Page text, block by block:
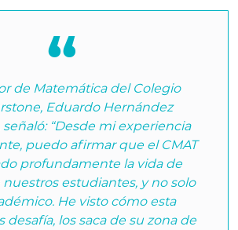
de Matemática del Colegio
Eduardo Hernández
señaló: “Desde mi experiencia
puedo afirmar que el CMAT
profundamente la vida de
estudiantes, y no solo
He visto cómo esta
desafía, los saca de su zona de